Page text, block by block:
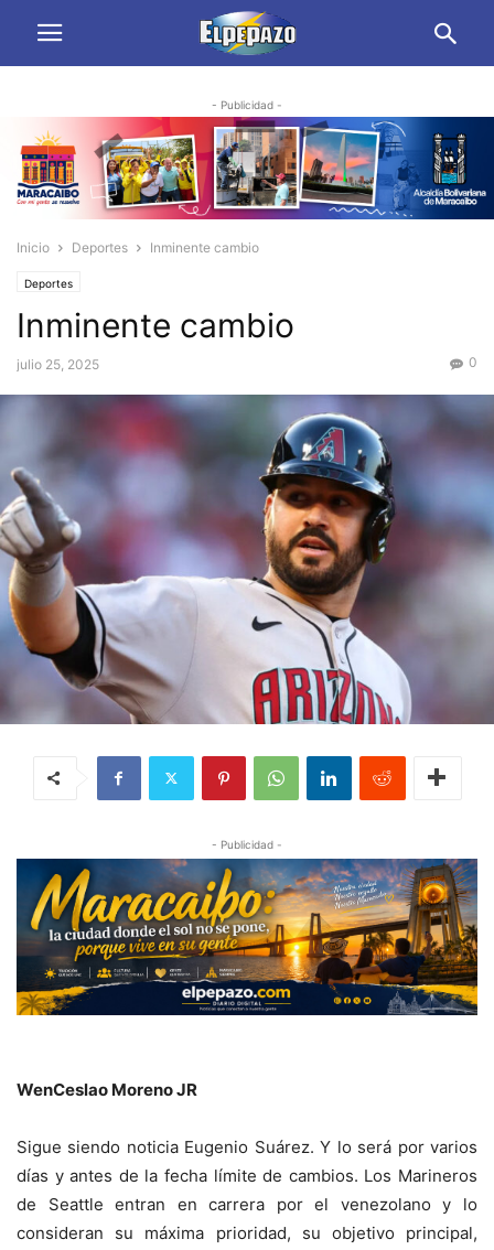
- Publicidad -
Inicio Deportes Inminente cambio
Deportes
Inminente cambio
julio 25, 2025 0
- Publicidad -
WenCeslao Moreno JR
Sigue siendo noticia Eugenio Suárez. Y lo será por varios
días y antes de la fecha límite de cambios. Los Marineros
de Seattle entran en carrera por el venezolano y lo
consideran su máxima prioridad, su objetivo principal,